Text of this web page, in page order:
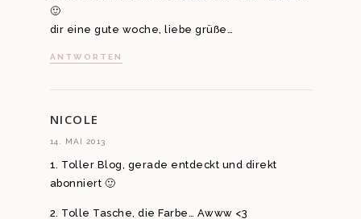
🙂
dir eine gute woche, liebe grüße…
ANTWORTEN
NICOLE
14. MAI 2013
1. Toller Blog, gerade entdeckt und direkt
abonniert 🙂
2. Tolle Tasche, die Farbe… Awww <3